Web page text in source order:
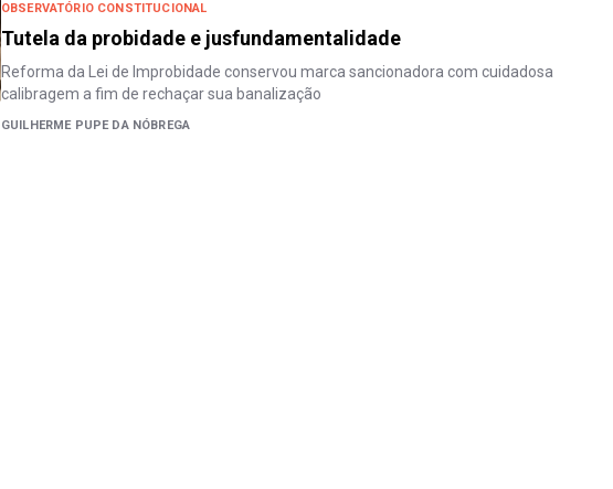
OBSERVATÓRIO CONSTITUCIONAL
Tutela da probidade e jusfundamentalidade
Reforma da Lei de Improbidade conservou marca sancionadora com cuidadosa
calibragem a fim de rechaçar sua banalização
GUILHERME PUPE DA NÓBREGA